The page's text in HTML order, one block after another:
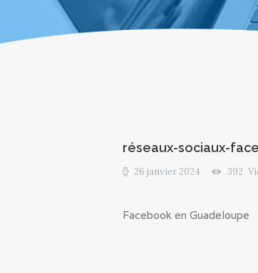
réseaux-sociaux-
26 janvier 2024 392
Facebook en Guadeloupe